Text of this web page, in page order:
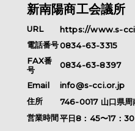
新南陽商工会議所
URL
https://www.s-
電話番号0834-63-3315
FAX番
号
0834-63-8397
Email
info@s-cci.or.jp
住所
746-0017山口県周
営業時間平日8：45〜17：30